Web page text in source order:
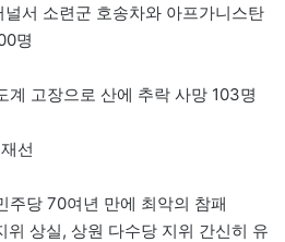
서 소련군 호송차와 아프가니스탄
명
계 고장으로 산에 추락 사망 103명
선
주당 70여년 만에 최악의 참패
상실, 상원 다수당 지위 간신히 유